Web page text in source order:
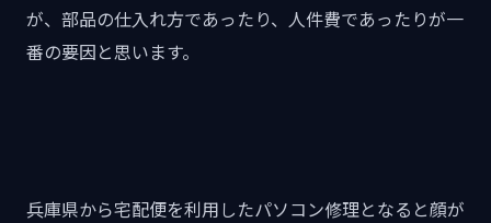
が、部品の仕入れ方であったり、人件費であったりが一
番の要因と思います。
兵庫県から宅配便を利用したパソコン修理となると顔が